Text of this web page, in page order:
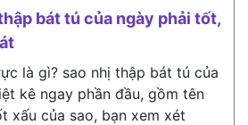
bát tú của ngày phải tốt,
là gì? sao nhị thập bát tú của
kê ngay phần đầu, gồm tên
xấu của sao, bạn xem xét